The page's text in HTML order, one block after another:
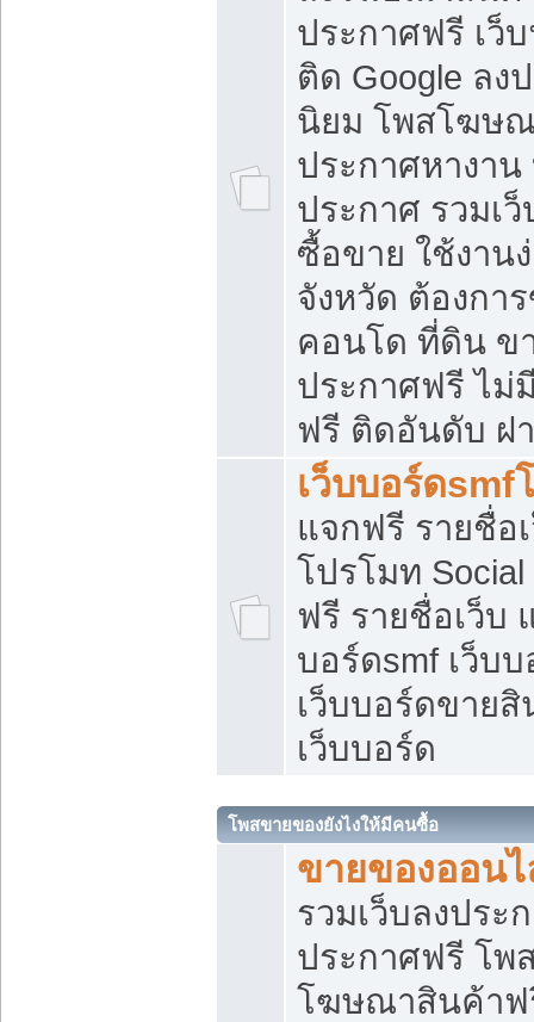
ประกาศฟรี เว็
ติด Google ลง
นิยม โพสโฆษ
ประกาศหางาน
ประกาศ รวมเ
ซื้อขาย ใช้งาน
จังหวัด ต้องกา
คอนโด ที่ดิน ข
ประกาศฟรี ไม่
ฟรี ติดอันดับ ฝ
เว็บบอร์ดsmf
แจกฟรี รายชื่อ
โปรโมท
ฟรี รายชื่อเว็บ
บอร์ดsmf เว็บ
เว็บบอร์ดขาย
เว็บบอร์ด
โพสขายของยังไงให้มีคนซื้อ
ขายของออน
รวมเว็บลงประ
ประกาศฟรี โพ
โฆษณาสินค้าฟ